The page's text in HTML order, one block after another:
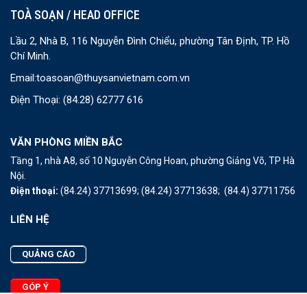
TOÀ SOẠN / HEAD OFFICE
Lầu 2, Nhà B, 116 Nguyễn Đình Chiểu, phường Tân Định, TP. Hồ
Chí Minh.
Email:toasoan@thuysanvietnam.com.vn
Điện Thoại: (84.28) 62777 616
VĂN PHÒNG MIỀN BẮC
Tầng 1, nhà A8, số 10 Nguyễn Công Hoan, phường Giảng Võ, TP Hà
Nội.
Điện thoại: (84.24) 37713699; (84.24) 37713638; (84.4) 37711756
LIÊN HỆ
QUẢNG CÁO
GÓP Ý